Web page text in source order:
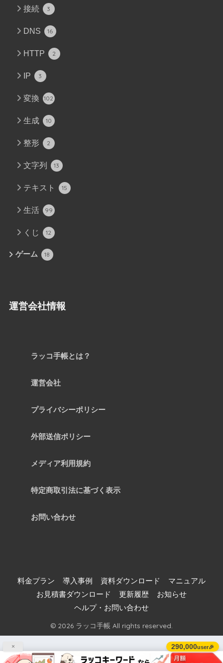
× 290,000user🎉
接続 3
DNS 16
HTTP 2
IP 3
変換 102
生成 10
整形 2
文字列 13
テキスト 15
生活 99
くじ 12
ゲーム 18
運営会社情報
ラッコ手帳とは？
運営会社
プライバシーポリシー
外部送信ポリシー
メディア利用規約
特定商取引法に基づく表示
お問い合わせ
料金プラン 導入事例 資料ダウンロード
マニュアル
お見積書ダウンロード
更新履歴
お知らせ
ヘルプ・お問い合わせ
© 2026 ラッコ手帳 All rights reserved.